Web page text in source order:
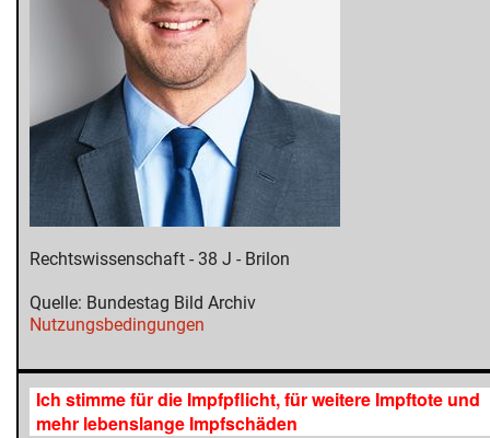
Rechtswissenschaft - 38 J - Brilon
Quelle: Bundestag Bild Archiv
Nutzungsbedingungen
Ich stimme für die Impfpflicht, für weitere Impftote und
mehr lebenslange Impfschäden